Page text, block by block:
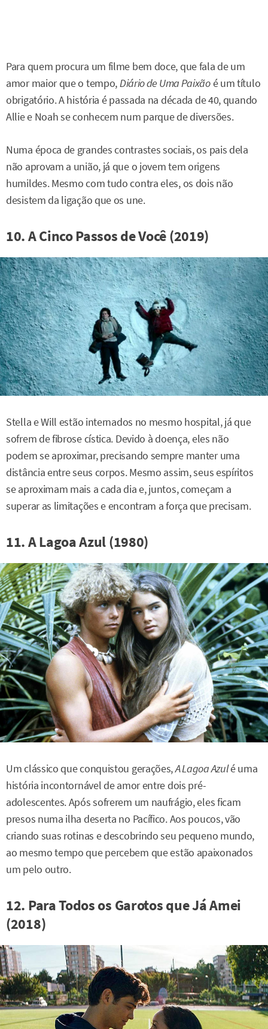
Para quem procura um filme bem doce, que fala de um
amor maior que o tempo,Diário de Uma Paixãoé um título
obrigatório. A história é passada na década de 40, quando
Allie e Noah se conhecem num parque de diversões.
Numa época de grandes contrastes sociais, os pais dela
não aprovam a união, já que o jovem tem origens
humildes. Mesmo com tudo contra eles, os dois não
desistem da ligação que os une.
10. A Cinco Passos de Você (2019)
Stella e Will estão internados no mesmo hospital, já que
sofrem de fibrose cística. Devido à doença, eles não
podem se aproximar, precisando sempre manter uma
distância entre seus corpos. Mesmo assim, seus espíritos
se aproximam mais a cada dia e, juntos, começam a
superar as limitações e encontram a força que precisam.
11. A Lagoa Azul (1980)
Um clássico que conquistou gerações,A Lagoa Azulé uma
história incontornável de amor entre dois pré-
adolescentes. Após sofrerem um naufrágio, eles ficam
presos numa ilha deserta no Pacífico. Aos poucos, vão
criando suas rotinas e descobrindo seu pequeno mundo,
ao mesmo tempo que percebem que estão apaixonados
um pelo outro.
12. Para Todos os Garotos que Já Amei
(2018)